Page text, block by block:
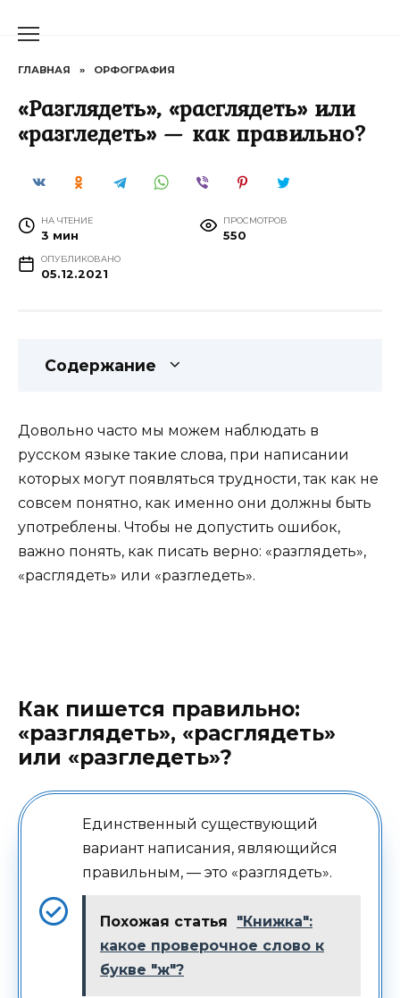
ГЛАВНАЯ » ОРФОГРАФИЯ
«Разглядеть», «расглядеть» или
«разгледеть» — как правильно?
НА ЧТЕНИЕ
3 мин
ПРОСМОТРОВ
550
ОПУБЛИКОВАНО
05.12.2021
Содержание
Довольно часто мы можем наблюдать в
русском языке такие слова, при написании
которых могут появляться трудности, так как не
совсем понятно, как именно они должны быть
употреблены. Чтобы не допустить ошибок,
важно понять, как писать верно: «разглядеть»,
«расглядеть» или «разгледеть».
Как пишется правильно:
«разглядеть», «расглядеть»
или «разгледеть»?
Единственный существующий
вариант написания, являющийся
правильным, — это «разглядеть».
Похожая статья
"Книжка":
какое проверочное слово к
букве "ж"?